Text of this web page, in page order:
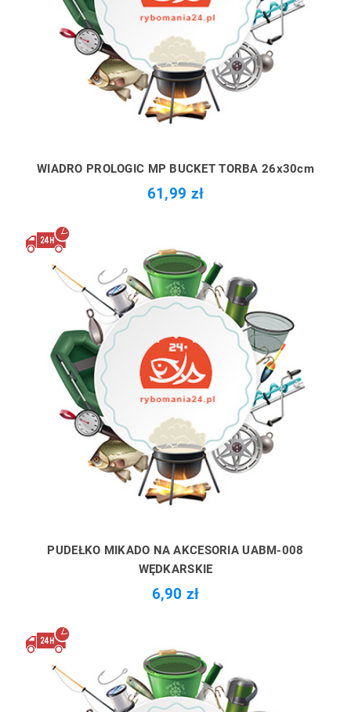
WIADRO PROLOGIC MP BUCKET TORBA 26x30cm
61,99 zł
PUDEŁKO MIKADO NA AKCESORIA UABM-008
WĘDKARSKIE
6,90 zł